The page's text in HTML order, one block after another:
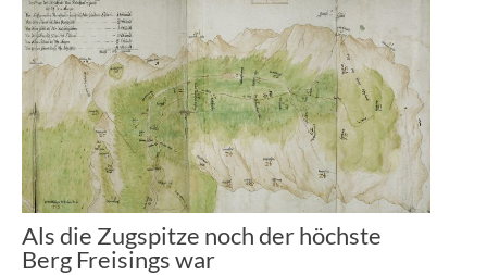
Als die Zugspitze noch der höchste
Berg Freisings war